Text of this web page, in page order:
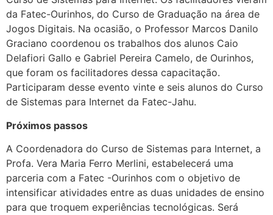
da Fatec-Ourinhos, do Curso de Graduação na área de
Jogos Digitais. Na ocasião, o Professor Marcos Danilo
Graciano coordenou os trabalhos dos alunos Caio
Delafiori Gallo e Gabriel Pereira Camelo, de Ourinhos,
que foram os facilitadores dessa capacitação.
Participaram desse evento vinte e seis alunos do Curso
de Sistemas para Internet da Fatec-Jahu.
Próximos passos
A Coordenadora do Curso de Sistemas para Internet, a
Profa. Vera Maria Ferro Merlini, estabelecerá uma
parceria com a Fatec -Ourinhos com o objetivo de
intensificar atividades entre as duas unidades de ensino
para que troquem experiências tecnológicas. Será